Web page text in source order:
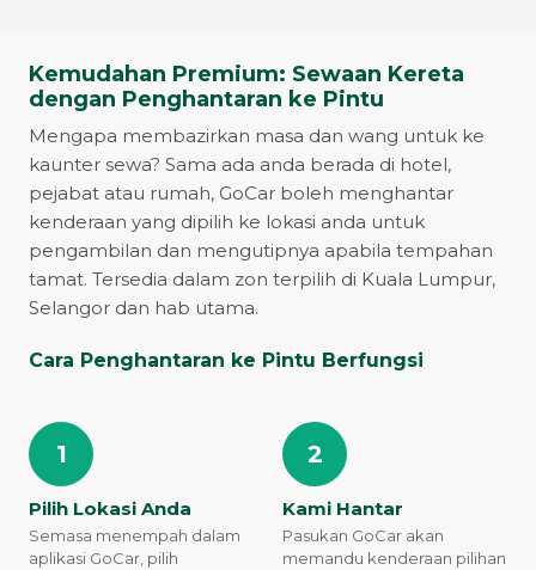
Kemudahan Premium: Sewaan Kereta
dengan Penghantaran ke Pintu
Mengapa membazirkan masa dan wang untuk ke
kaunter sewa? Sama ada anda berada di hotel,
pejabat atau rumah, GoCar boleh menghantar
kenderaan yang dipilih ke lokasi anda untuk
pengambilan dan mengutipnya apabila tempahan
tamat. Tersedia dalam zon terpilih di Kuala Lumpur,
Selangor dan hab utama.
Cara Penghantaran ke Pintu Berfungsi
1
Pilih Lokasi Anda
Semasa menempah dalam
aplikasi GoCar, pilih
2
Kami Hantar
Pasukan GoCar akan
memandu kenderaan pilihan